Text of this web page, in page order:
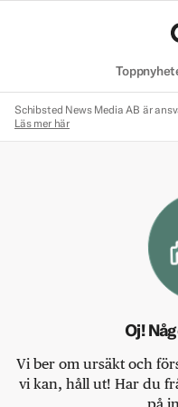
Schibsted News Media AB är
Läs mer här
Oj!
Vi ber om ursäkt och
vi kan, håll ut! Har du